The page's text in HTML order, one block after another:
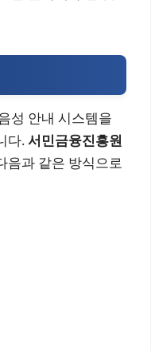
성 안내 시스템을
다.서민금융진흥원
음과 같은 방식으로